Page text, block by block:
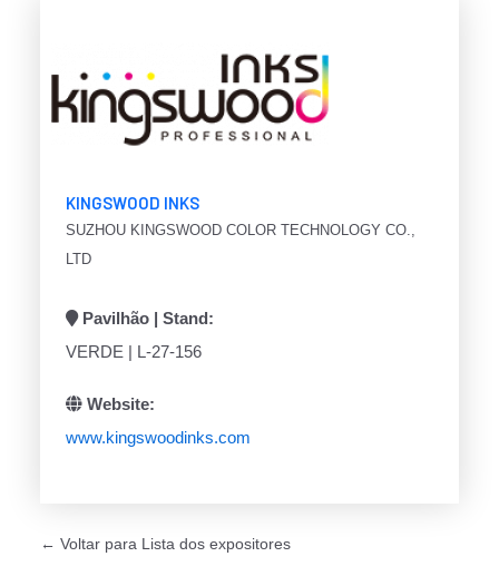
KINGSWOOD INKS
SUZHOU KINGSWOOD COLOR TECHNOLOGY CO.,
LTD
Pavilhão | Stand:
VERDE | L-27-156
Website:
www.kingswoodinks.com
← Voltar para Lista dos expositores